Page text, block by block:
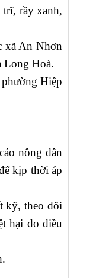
trĩ, rầy xanh,
xã An Nhơn
Long Hoà.
Hiệp
nông dân
kịp thời áp
kỹ, theo dõi
hại do điều